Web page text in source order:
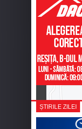
ȘTIRILE ZILEI